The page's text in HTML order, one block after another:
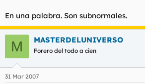
En una palabra. Son subnormales.
M MASTERDELUNIVERSO
Forero del todo a cien
31 Mar 2007